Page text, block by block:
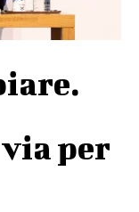
per